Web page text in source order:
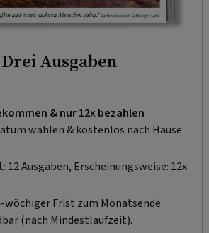
Ausgaben
& nur 12x bezahlen
wählen & kostenlos nach Hause
12 Ausgaben, Erscheinungsweise: 12x
Frist zum Monatsende
(nach Mindestlaufzeit).